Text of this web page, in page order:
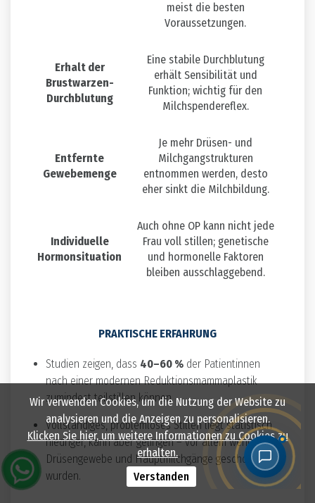
meist die besten
Voraussetzungen.
Erhalt der
Brustwarzen-
Durchblutung
Eine stabile Durchblutung
erhält Sensibilität und
Funktion; wichtig für den
Milchspendereflex.
Entfernte
Gewebemenge
Je mehr Drüsen- und
Milchgangstrukturen
entnommen werden, desto
eher sinkt die Milchbildung.
Individuelle
Hormonsituation
Auch ohne OP kann nicht jede
Frau voll stillen; genetische
und hormonelle Faktoren
bleiben ausschlaggebend.
PRAKTISCHE ERFAHRUNG
Studien zeigen, dass 40–60 % der Patientinnen
nach einer modernen Reduktionsmammaplastik
zumindest teilstillen können.
Vollständiges, problemloses Stillen liegt statistisch
niedriger, kann aber gelingen – vor allem wenn
Drüsengewebe und Hauptmilchgänge geschont
wurden.
Wir verwenden Cookies, um die Nutzung der Website zu
analysieren und die Anzeigen zu personalisieren.
Klicken Sie hier, um weitere Informationen zu Cookies zu
erhalten.
Verstanden